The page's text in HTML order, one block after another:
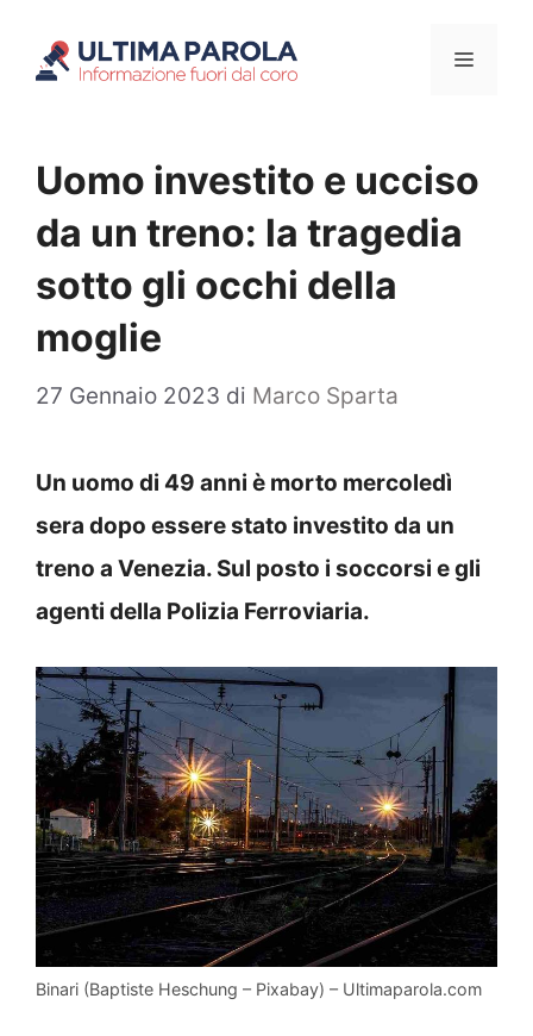
Menu
Uomo investito e ucciso
da un treno: la tragedia
sotto gli occhi della
moglie
27 Gennaio 2023 di Marco Sparta
Un uomo di 49 anni è morto mercoledì
sera dopo essere stato investito da un
treno a Venezia. Sul posto i soccorsi e gli
agenti della Polizia Ferroviaria.
Binari (Baptiste Heschung – Pixabay) – Ultimaparola.com